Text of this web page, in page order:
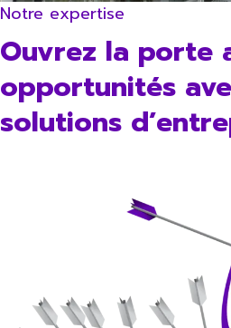
Notre expertise
Ouvrez la porte
opportunités
solutions